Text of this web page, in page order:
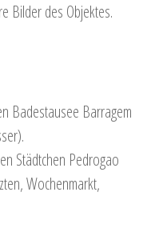
Bilder des Objektes.
Badestausee Barragem
Städtchen Pedrogao
Wochenmarkt,